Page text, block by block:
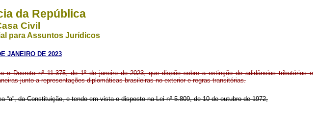
da República
Civil
para Assuntos Jurídicos
JANEIRO DE 2023
o Decreto nº 11.375, de 1º de janeiro de 2023, que dispõe sobre a extinção de adidâncias tributárias e
junto a representações diplomáticas brasileiras no exterior e regras transitórias.
“a”, da Constituição, e tendo em vista o disposto na Lei nº 5.809, de 10 de outubro de 1972,